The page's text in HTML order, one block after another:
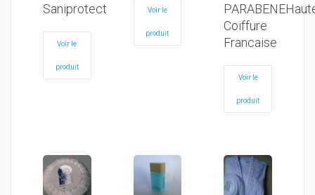
Saniprotect
Voir le
produit
Voir le
produit
Coiffure
Francaise
Voir le
produit